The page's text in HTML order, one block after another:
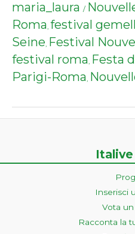
maria_laura /
Roma, festival
Seine, Festival
festival roma, Festa
Parigi-Roma,
Inserisci
Vota
Racconta la